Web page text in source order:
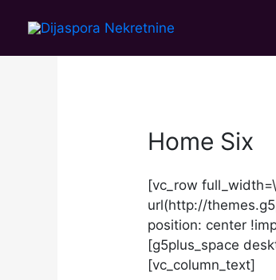
Home Six
[vc_row
url(http://
position: center
[g5plus_space
[vc_column_text]